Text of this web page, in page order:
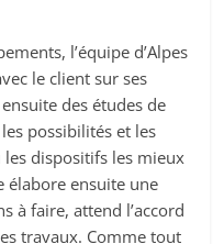
l’équipe d’Alpes
le client sur ses
des études de
possibilités et les
dispositifs les mieux
élabore ensuite une
à faire, attend l’accord
travaux. Comme tout